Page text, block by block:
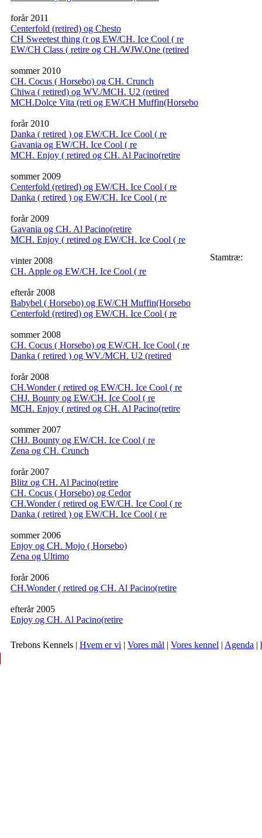
forår 2011
Centerfold (retired) og Chesto
CH Sweetest thing (r og EW/CH. Ice Cool ( re
EW/CH Class ( retire og CH./WJW.One (retired
sommer 2010
CH. Cocus ( Horsebo) og CH. Crunch
Chiwa ( retired) og WV./MCH. U2 (retired
MCH.Dolce Vita (reti og EW/CH Muffin(Horsebo
forår 2010
Danka ( retired ) og EW/CH. Ice Cool ( re
Gavania og EW/CH. Ice Cool ( re
MCH. Enjoy ( retired og CH. Al Pacino(retire
sommer 2009
Centerfold (retired) og EW/CH. Ice Cool ( re
Danka ( retired ) og EW/CH. Ice Cool ( re
forår 2009
Gavania og CH. Al Pacino(retire
MCH. Enjoy ( retired og EW/CH. Ice Cool ( re
vinter 2008
CH. Apple og EW/CH. Ice Cool ( re
efterår 2008
Babybel ( Horsebo) og EW/CH Muffin(Horsebo
Centerfold (retired) og EW/CH. Ice Cool ( re
sommer 2008
CH. Cocus ( Horsebo) og EW/CH. Ice Cool ( re
Danka ( retired ) og WV./MCH. U2 (retired
forår 2008
CH.Wonder ( retired og EW/CH. Ice Cool ( re
CHJ. Bounty og EW/CH. Ice Cool ( re
MCH. Enjoy ( retired og CH. Al Pacino(retire
sommer 2007
CHJ. Bounty og EW/CH. Ice Cool ( re
Zena og CH. Crunch
forår 2007
Blitz og CH. Al Pacino(retire
CH. Cocus ( Horsebo) og Cedor
CH.Wonder ( retired og EW/CH. Ice Cool ( re
Danka ( retired ) og EW/CH. Ice Cool ( re
sommer 2006
Enjoy og CH. Mojo ( Horsebo)
Zena og Ultimo
forår 2006
CH.Wonder ( retired og CH. Al Pacino(retire
efterår 2005
Enjoy og CH. Al Pacino(retire
Stamtræ:
Trebons Kennels | Hvem er vi | Vores mål | Vores kennel | Agenda |